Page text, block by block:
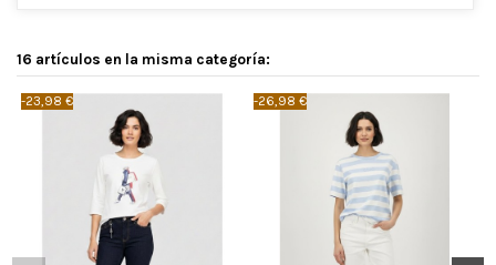
16 artículos en la misma categoría:
-23,98 € -26,98 €